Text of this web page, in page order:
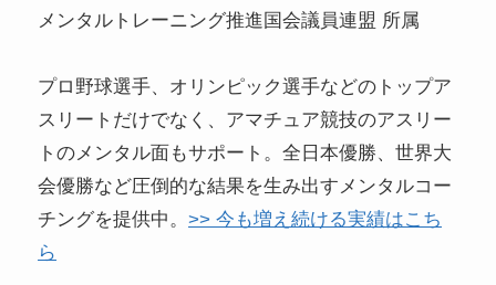
メンタルトレーニング推進国会議員連盟 所属
プロ野球選手、オリンピック選手などのトップア
スリートだけでなく、アマチュア競技のアスリー
トのメンタル面もサポート。全日本優勝、世界大
会優勝など圧倒的な結果を生み出すメンタルコー
チングを提供中。>> 今も増え続ける実績はこち
ら